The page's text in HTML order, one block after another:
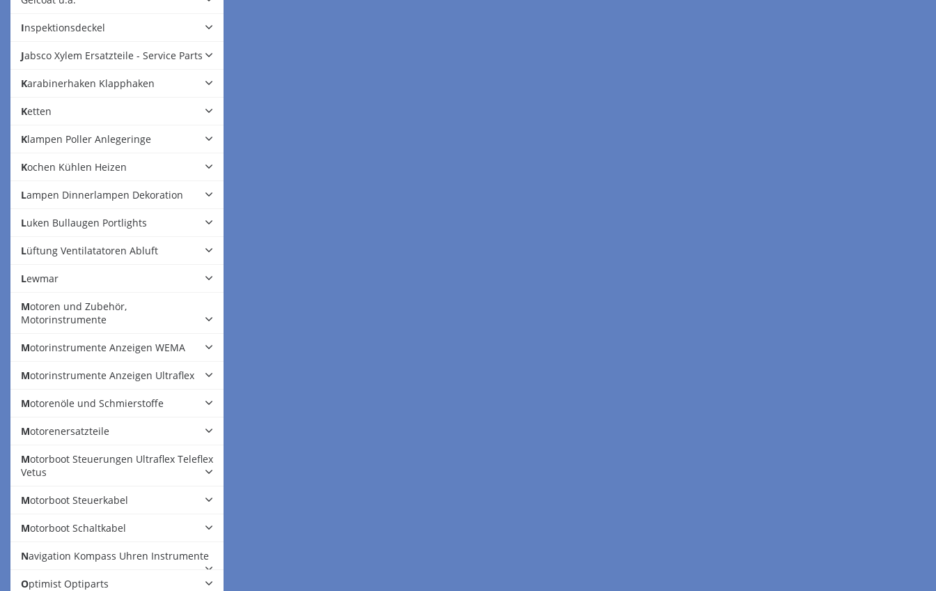
Inspektionsdeckel
Jabsco Xylem Ersatzteile - Service Parts
Karabinerhaken Klapphaken
Ketten
Klampen Poller Anlegeringe
Kochen Kühlen Heizen
Lampen Dinnerlampen Dekoration
Luken Bullaugen Portlights
Lüftung Ventilatatoren Abluft
Lewmar
Motoren und Zubehör,
Motorinstrumente
Motorinstrumente Anzeigen WEMA
Motorinstrumente Anzeigen Ultraflex
Motorenöle und Schmierstoffe
Motorenersatzteile
Motorboot Steuerungen Ultraflex Teleflex
Vetus
Motorboot Steuerkabel
Motorboot Schaltkabel
Navigation Kompass Uhren Instrumente
Optimist Optiparts